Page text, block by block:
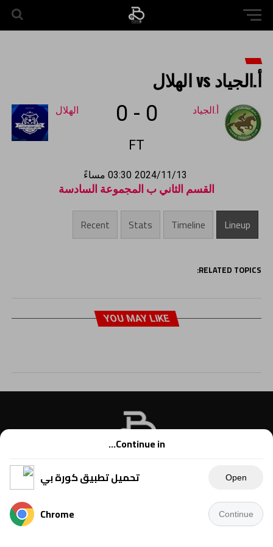
أ.الجياد vs الهلال
أ.الجياد 0
-
0
FT
الهلال
2024/11/13 03:30 مساءً
القسم الثاني ب المجموعة السادسة
Lineup
Timeline
Stats
Recent
RELATED TOPICS:
YOU MAY LIKE
Copyright © 2021 Kora B, powered by Ahmednet.info
Continue in...
تحميل تطبيق كورة بي
Open
Chrome Continue